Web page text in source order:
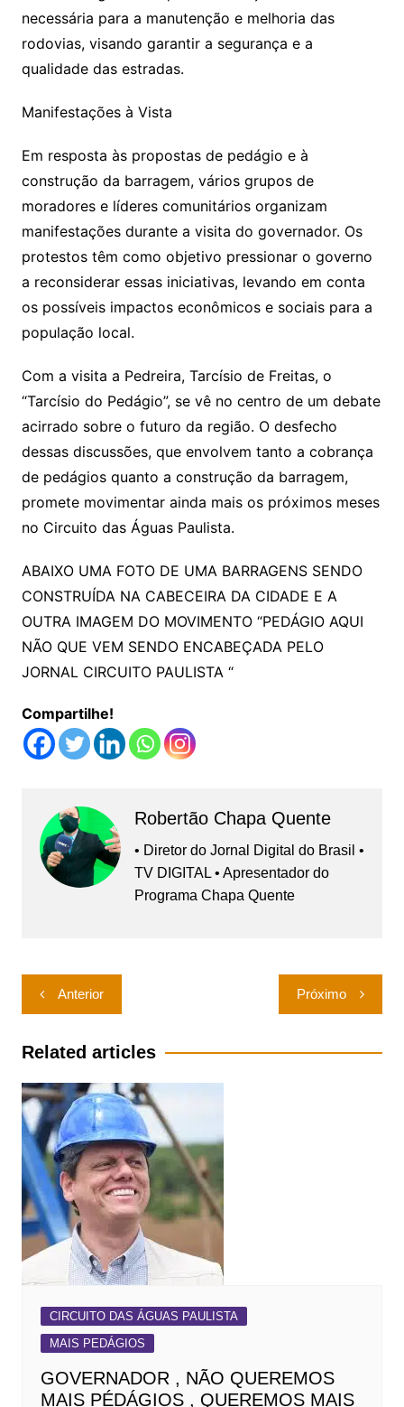
necessária para a manutenção e melhoria das
rodovias, visando garantir a segurança e a
qualidade das estradas.
Manifestações à Vista
Em resposta às propostas de pedágio e à
construção da barragem, vários grupos de
moradores e líderes comunitários organizam
manifestações durante a visita do governador. Os
protestos têm como objetivo pressionar o governo
a reconsiderar essas iniciativas, levando em conta
os possíveis impactos econômicos e sociais para a
população local.
Com a visita a Pedreira, Tarcísio de Freitas, o
“Tarcísio do Pedágio”, se vê no centro de um debate
acirrado sobre o futuro da região. O desfecho
dessas discussões, que envolvem tanto a cobrança
de pedágios quanto a construção da barragem,
promete movimentar ainda mais os próximos meses
no Circuito das Águas Paulista.
ABAIXO UMA FOTO DE UMA BARRAGENS SENDO
CONSTRUÍDA NA CABECEIRA DA CIDADE E A
OUTRA IMAGEM DO MOVIMENTO “PEDÁGIO AQUI
NÃO QUE VEM SENDO ENCABEÇADA PELO
JORNAL CIRCUITO PAULISTA “
Compartilhe!
Robertão Chapa Quente
• Diretor do Jornal Digital do Brasil •
TV DIGITAL • Apresentador do
Programa Chapa Quente
Navegação
de
Post
Anterior Próximo
Related articles
CIRCUITO DAS ÁGUAS PAULISTA
MAIS PEDÁGIOS
GOVERNADOR , NÃO QUEREMOS
MAIS PÉDÁGIOS , QUEREMOS MAIS